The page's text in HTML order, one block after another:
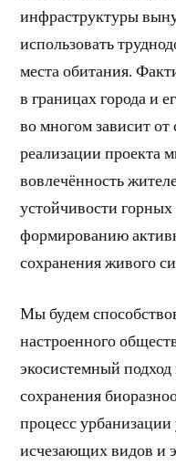
инфраструктуры
использовать
места обитания.
в границах города и
во многом зависит
реализации проекта
вовлечённость
устойчивости горных
формированию
сохранения живого
Мы будем
настроенного
экосистемный
сохранения
процесс
исчезающих видов и